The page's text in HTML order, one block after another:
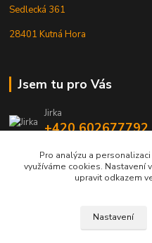
Sedlecká 361
28401 Kutná Hora
Jsem tu pro Vás
Jirka
+420 602677792
info@jarmy.cz
Pro analýzu a
využíváme cookies. Nastavení
upravit odkazem
Nastavení